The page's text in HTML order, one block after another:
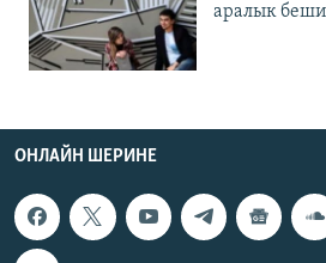
аралык
ОНЛАЙН ШЕРИНЕ